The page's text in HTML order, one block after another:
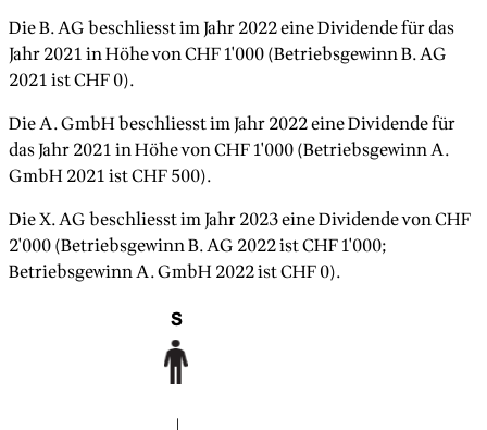
Die B. AG beschliesst im Jahr 2022 eine Dividende für das
Jahr 2021 in Höhe von CHF 1'000 (Betriebsgewinn B. AG
2021 ist CHF 0).
Die A. GmbH beschliesst im Jahr 2022 eine Dividende für
das Jahr 2021 in Höhe von CHF 1'000 (Betriebsgewinn A.
GmbH 2021 ist CHF 500).
Die X. AG beschliesst im Jahr 2023 eine Dividende von CHF
2'000 (Betriebsgewinn B. AG 2022 ist CHF 1'000;
Betriebsgewinn A. GmbH 2022 ist CHF 0).